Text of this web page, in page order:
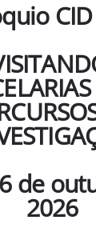
de
2026